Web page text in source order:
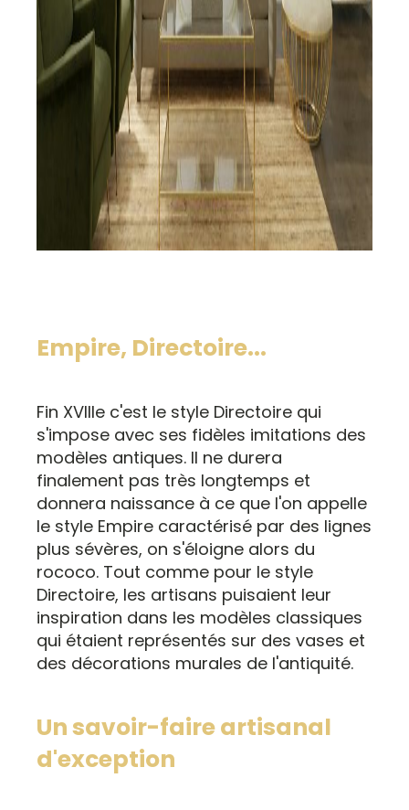
Empire, Directoire...
Fin XVIIIe c'est le style Directoire qui
s'impose avec ses fidèles imitations des
modèles antiques. Il ne durera
finalement pas très longtemps et
donnera naissance à ce que l'on appelle
le style Empire caractérisé par des lignes
plus sévères, on s'éloigne alors du
rococo. Tout comme pour le style
Directoire, les artisans puisaient leur
inspiration dans les modèles classiques
qui étaient représentés sur des vases et
des décorations murales de l'antiquité.
Un savoir-faire artisanal
d'exception